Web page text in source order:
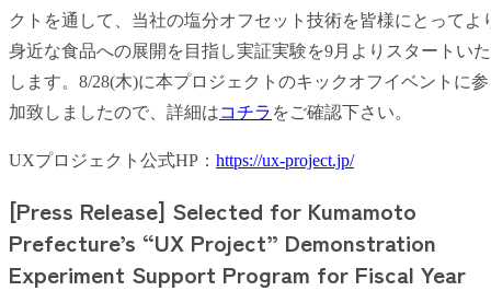
クトを通して、当社の塩分オフセット技術を皆様にとってよ
身近な食品への展開を目指し実証実験を9月よりスタートいた
します。8/28(木)に本プロジェクトのキックオフイベントに参
加致しましたので、詳細はコチラ をご確認下さい。
UXプロジェクト公式HP： https://ux-project.jp/
[Press Release] Selected for Kumamoto
Prefecture’s “UX Project” Demonstration
Experiment Support Program for Fiscal Year